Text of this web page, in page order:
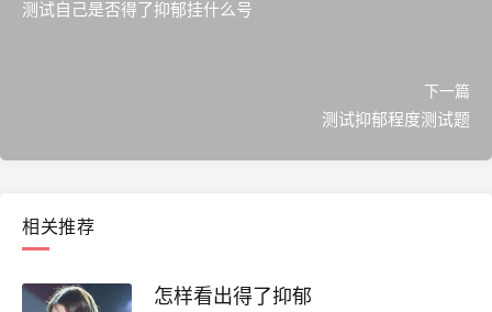
测试自己是否得了抑郁挂什么号
下一篇
测试抑郁程度测试题
相关推荐
怎样看出得了抑郁